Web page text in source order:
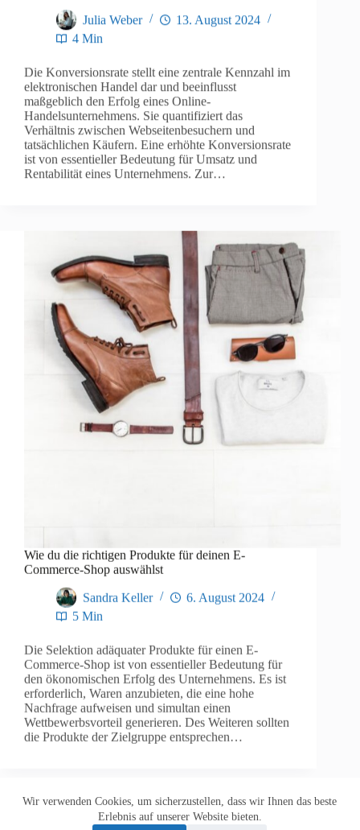
Wir verwenden Cookies, um sicherzustellen, dass wir Ihnen das beste
Erlebnis auf unserer Website bieten.
Julia Weber
13. August 2024
4 Min
Die Konversionsrate stellt eine zentrale Kennzahl im
elektronischen Handel dar und beeinflusst
maßgeblich den Erfolg eines Online-
Handelsunternehmens. Sie quantifiziert das
Verhältnis zwischen Webseitenbesuchern und
tatsächlichen Käufern. Eine erhöhte Konversionsrate
ist von essentieller Bedeutung für Umsatz und
Rentabilität eines Unternehmens. Zur…
Wie du die richtigen Produkte für deinen E-
Commerce-Shop auswählst
Sandra Keller
6. August 2024
5 Min
Die Selektion adäquater Produkte für einen E-
Commerce-Shop ist von essentieller Bedeutung für
den ökonomischen Erfolg des Unternehmens. Es ist
erforderlich, Waren anzubieten, die eine hohe
Nachfrage aufweisen und simultan einen
Wettbewerbsvorteil generieren. Des Weiteren sollten
die Produkte der Zielgruppe entsprechen…
Datenschutzerklärung Impressum